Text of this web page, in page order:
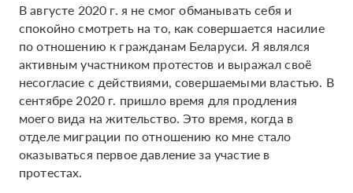
В августе 2020 г. я не смог обманывать себя и
спокойно смотреть на то, как совершается насилие
по отношению к гражданам Беларуси. Я являлся
активным участником протестов и выражал своё
несогласие с действиями, совершаемыми властью. В
сентябре 2020 г. пришло время для продления
моего вида на жительство. Это время, когда в
отделе миграции по отношению ко мне стало
оказываться первое давление за участие в
протестах.